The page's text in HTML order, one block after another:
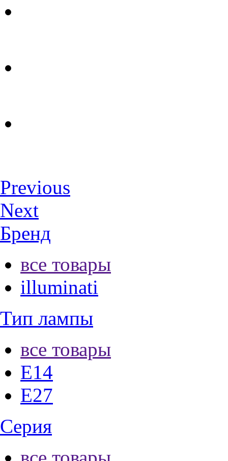
Previous
Next
Бренд
все товары
illuminati
Тип лампы
все товары
E14
E27
Серия